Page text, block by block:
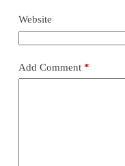
Website
Add Comment*